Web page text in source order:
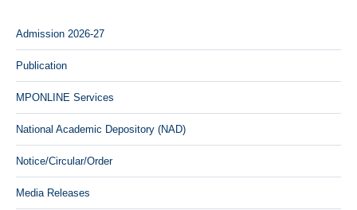
Admission 2026-27
Publication
MPONLINE Services
National Academic Depository (NAD)
Notice/Circular/Order
Media Releases